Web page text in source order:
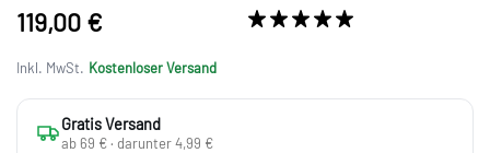
119,00 €
Inkl. MwSt. Kostenloser Versand
Gratis Versand
ab 69 € · darunter 4,99 €